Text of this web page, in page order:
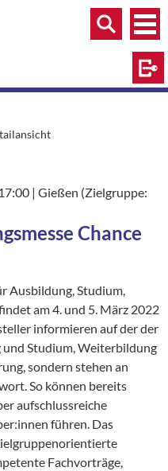
Menü
Suche
Seite:
| Ort:
Gießen (Zielgruppe:
Chance
Ausbildung, Studium,
am 4. und 5. März 2022
informieren auf der der
Studium, Weiterbildung
sondern stehen an
So können bereits
aufschlussreiche
führen. Das
Fachvorträge,